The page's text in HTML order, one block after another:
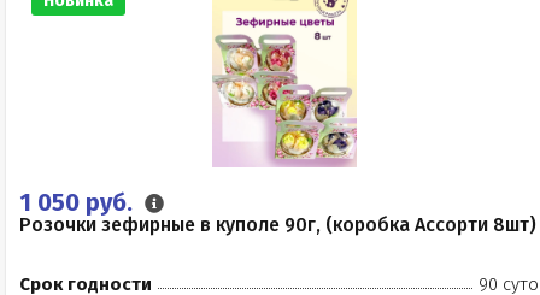
1 050 руб.
Розочки зефирные в куполе 90г, (коробка Ассорти 8шт)
Срок годности
90